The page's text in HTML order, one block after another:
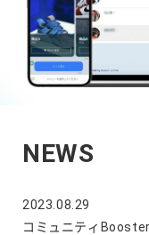
NEWS
2023.08.29
コミュニティ